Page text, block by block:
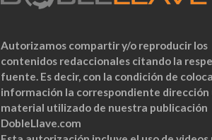
Autorizamos compartir y/o reproducir los
contenidos redaccionales citando la
fuente. Es decir, con la condición de
información la correspondiente dirección
material utilizado de nuestra publicación
DobleLlave.com